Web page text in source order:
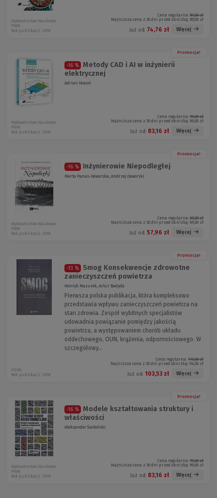
Cena regularna: 89,00 zł
Najniższa cena z 30 dni przed obniżką: 89,00 zł
Już od: 74,76 zł Więcej
Wydawnictwo Naukowe
PWN
Rok publikacji: 2018
Promocja!
-16 %
Metody CAD i AI w inżynierii
elektrycznej
Adrian Nocoń
Cena regularna: 99,00 zł
Najniższa cena z 30 dni przed obniżką: 99,00 zł
Już od: 83,16 zł Więcej
Wydawnictwo Naukowe
PWN
Rok publikacji: 2018
Promocja!
-16 % Inżynierowie Niepodległej
Marta Panas-Goworska, Andrzej Goworski
Cena regularna: 69,00 zł
Najniższa cena z 30 dni przed obniżką: 69,00 zł
Już od: 57,96 zł Więcej
Wydawnictwo Naukowe
PWN
Rok publikacji: 2018
Promocja!
-13 %
Smog Konsekwencje zdrowotne
zanieczyszczeń powietrza
Henryk Mazurek, Artur Badyda
Pierwsza polska publikacja, która kompleksowo
przedstawia wpływu zanieczyszczeń powietrza na
stan zdrowia. Zespół wybitnych specjalistów
udowadnia powiązanie pomiędzy jakością
powietrza, a występowaniem chorób układu
oddechowego, OUN, krążenia, odpornościowego. W
szczegółowy...
Cena regularna: 119,00 zł
Najniższa cena z 30 dni przed obniżką: 94,00 zł
Już od: 103,53 zł Więcej
PZWL
Rok publikacji: 2018
Promocja!
-16 %
Modele kształtowania struktury i
właściwości
Aleksander Świtoński
Cena regularna: 99,00 zł
Najniższa cena z 30 dni przed obniżką: 99,00 zł
Już od: 83,16 zł Więcej
Wydawnictwo Naukowe
PWN
Rok publikacji: 2018